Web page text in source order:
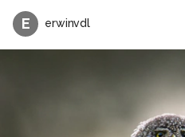
E erwinvdl